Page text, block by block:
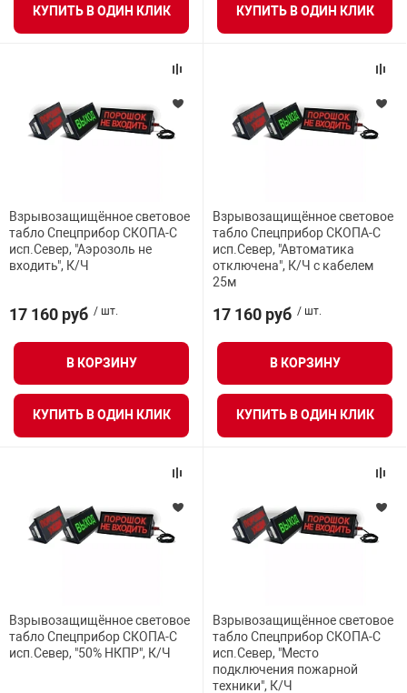
безопасность
оборудование
управления
и аналитики
объектов
и экипировка
Узлы
Установки
Шкафы
КУПИТЬ В ОДИН КЛИК КУПИТЬ В ОДИН КЛИК
Взрывозащищённое световое
табло Спецприбор СКОПА-С
исп.Север, "Аэрозоль не
входить", К/Ч
17 160 руб / шт.
В КОРЗИНУ
КУПИТЬ В ОДИН КЛИК
Взрывозащищённое световое
табло Спецприбор СКОПА-С
исп.Север, "Автоматика
отключена", К/Ч с кабелем
25м
17 160 руб / шт.
В КОРЗИНУ
КУПИТЬ В ОДИН КЛИК
Взрывозащищённое световое
табло Спецприбор СКОПА-С
исп.Север, "50% НКПР", К/Ч
Взрывозащищённое световое
табло Спецприбор СКОПА-С
исп.Север, "Место
подключения пожарной
техники", К/Ч